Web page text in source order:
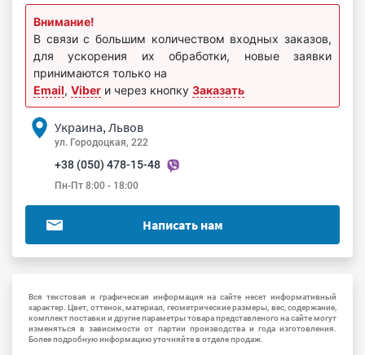
Внимание!
В связи с большим количеством входных заказов,
для ускорения их обработки, новые заявки
принимаются только на
Email, Viber и через кнопку Заказать
Украина, Львов
ул. Городоцкая, 222
+38 (050) 478-15-48
Пн-Пт 8:00 - 18:00
Написать нам
Вся текстовая и графическая информация на сайте несет информативный
характер. Цвет, оттенок, материал, геометрические размеры, вес, содержание,
комплект поставки и другие параметры товара представленого на сайте могут
изменяться в зависимости от партии производства и года изготовления.
Более подробную информацию уточняйте в отделе продаж.